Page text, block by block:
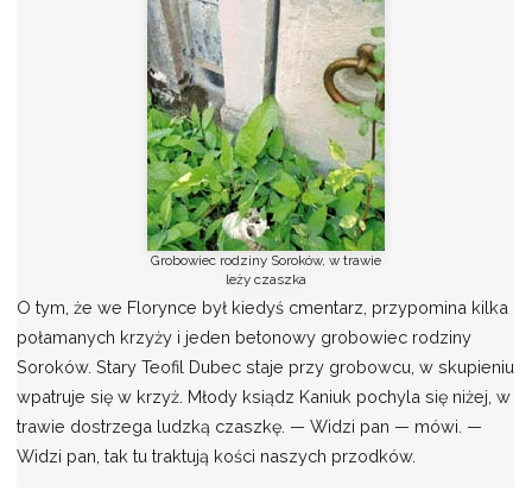
Grobowiec rodziny Soroków, w trawie
leży czaszka
O tym, że we Florynce był kiedyś cmentarz, przypomina kilka
połamanych krzyży i jeden betonowy grobowiec rodziny
Soroków. Stary Teofil Dubec staje przy grobowcu, w skupieniu
wpatruje się w krzyż. Młody ksiądz Kaniuk pochyla się niżej, w
trawie dostrzega ludzką czaszkę. — Widzi pan — mówi. —
Widzi pan, tak tu traktują kości naszych przodków.